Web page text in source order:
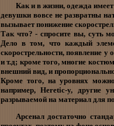
Как и в жизни, одежда
девушки вовсе не развратны
вызывает понижение
Так что? - спросите вы, суть
Дело в том, что каждый
скорострельности, появление
и т.д; кроме того, многие
внешний вид, и
Кроме того, на уровнях
например, Heretic-у, другие
разрываемой на материал для
Арсенал достаточно